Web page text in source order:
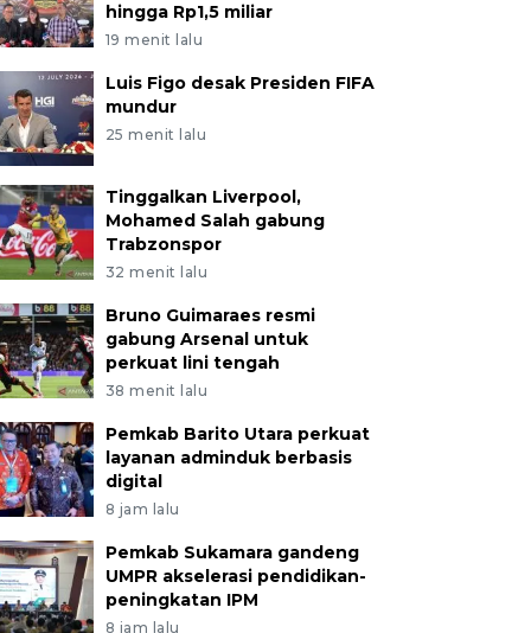
hingga Rp1,5 miliar
19 menit lalu
Luis Figo desak Presiden FIFA
mundur
25 menit lalu
Tinggalkan Liverpool,
Mohamed Salah gabung
Trabzonspor
32 menit lalu
Bruno Guimaraes resmi
gabung Arsenal untuk
perkuat lini tengah
38 menit lalu
Pemkab Barito Utara perkuat
layanan adminduk berbasis
digital
8 jam lalu
Pemkab Sukamara gandeng
UMPR akselerasi pendidikan-
peningkatan IPM
8 jam lalu